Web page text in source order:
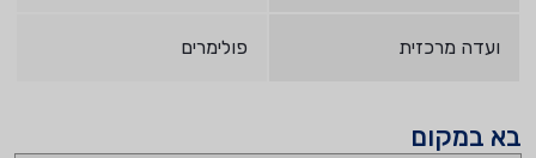
ועדה מרכזית פולימרים
בא במקום